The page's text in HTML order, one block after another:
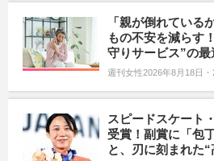
「親が倒れている
もの不安を減らす
守りサービス”の
週刊女性2026年8月18日
スピードスケート
受賞！副賞に「包
と、刃に刻まれた